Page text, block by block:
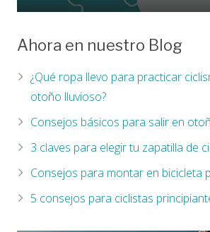
Ahora en nuestro Blog
¿Qué ropa llevo para practicar
otoño lluvioso?
Consejos básicos para salir en
3 claves para elegir tu zapatilla de
Consejos para montar en bicicleta
5 consejos para ciclistas